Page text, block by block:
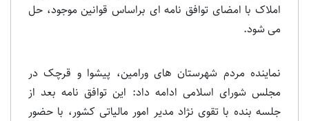
املاک با امضای توافق نامه ای براساس قوانین موجود، حل
می شود.
نماینده مردم شهرستان های ورامین، پیشوا و قرچک در
مجلس شورای اسلامی ادامه داد: این توافق نامه بعد از
جلسه بنده با تقوی نژاد مدیر امور مالیاتی کشور، با حضور